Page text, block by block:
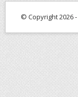
© Copyright 2026 -